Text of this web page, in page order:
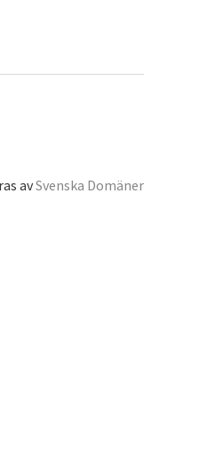
avSvenska Domäner